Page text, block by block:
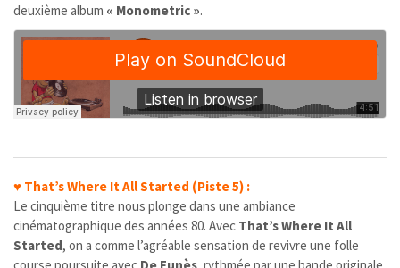
deuxième album « Monometric ».
♥ That’s Where It All Started (Piste 5) :
Le cinquième titre nous plonge dans une ambiance
cinématographique des années 80. Avec That’s Where It All
Started, on a comme l’agréable sensation de revivre une folle